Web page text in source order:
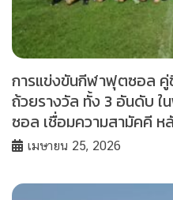
การแข่งขันกีฬาฟุตซอล
ถ้วยรางวัล ทั้ง 3 อันดับ
ซอล เชื่อมความสามัคคี
เมษายน 25, 2026